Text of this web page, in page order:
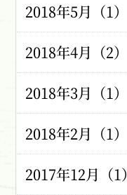
2018年5月（1）
2018年4月（2）
2018年3月（1）
2018年2月（1）
2017年12月（1）